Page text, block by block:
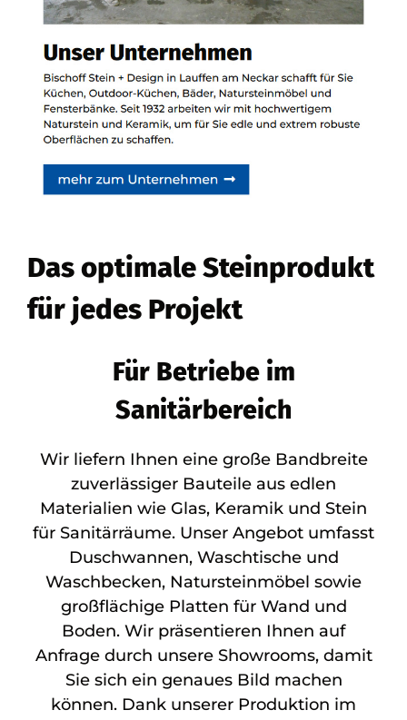
Das optimale Steinprodukt
für jedes Projekt
Für Betriebe im
Sanitärbereich
Wir liefern Ihnen eine große Bandbreite
zuverlässiger Bauteile aus edlen
Materialien wie Glas, Keramik und Stein
für Sanitärräume. Unser Angebot umfasst
Duschwannen, Waschtische und
Waschbecken, Natursteinmöbel sowie
großflächige Platten für Wand und
Boden. Wir präsentieren Ihnen auf
Anfrage durch unsere Showrooms, damit
Sie sich ein genaues Bild machen
können. Dank unserer Produktion im